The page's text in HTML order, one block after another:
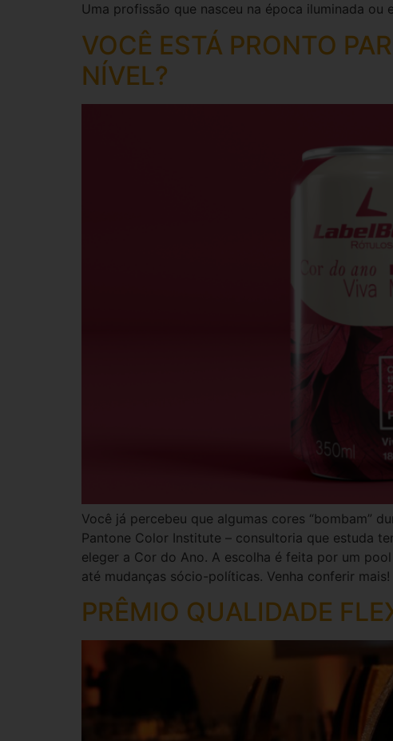
Uma profissão que nasceu na época iluminada
VOCÊ ESTÁ PRONTO
NÍVEL?
Você já percebeu que algumas cores “bombam”
Pantone Color Institute – consultoria que estuda
eleger a Cor do Ano. A escolha é feita por um
até mudanças sócio-políticas. Venha conferir mais!
PRÊMIO QUALIDADE